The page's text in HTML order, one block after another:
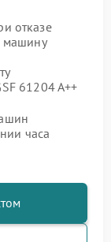
отказе
машину
61204 A++
часа